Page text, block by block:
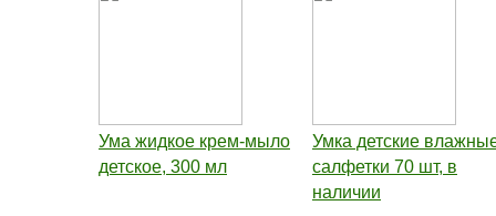
Ума жидкое крем-мыло
детское, 300 мл
Умка детские
салфетки 70 шт, в
наличии